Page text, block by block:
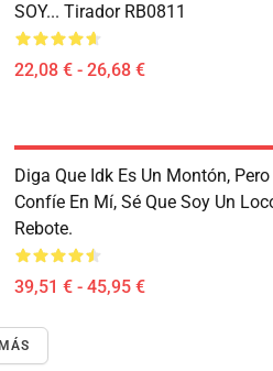
SOY... Tirador RB0811
22,08 € - 26,68 €
Diga Que Idk Es Un Montón, Pero
Confíe En Mí, Sé Que Soy Un
Rebote.
39,51 € - 45,95 €